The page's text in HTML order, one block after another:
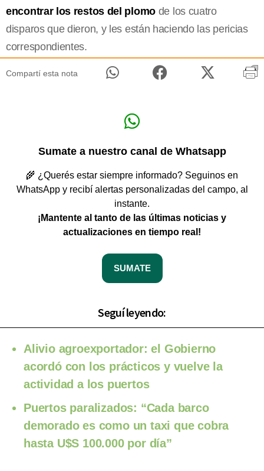
encontrar los restos del plomo de los cuatro
disparos que dieron, y les están haciendo las pericias
correspondientes.
Compartí esta nota
Sumate a nuestro canal de Whatsapp
🌾 ¿Querés estar siempre informado? Seguinos en
WhatsApp y recibí alertas personalizadas del campo, al
instante.
¡Mantente al tanto de las últimas noticias y
actualizaciones en tiempo real!
SUMATE
Seguí leyendo:
Alivio agroexportador: el Gobierno
acordó con los prácticos y vuelve la
actividad a los puertos
Puertos paralizados: “Cada barco
demorado es como un taxi que cobra
hasta U$S 100.000 por día”